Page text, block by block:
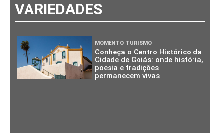
VARIEDADES
MOMENTO TURISMO
Conheça o Centro Histórico da
Cidade de Goiás: onde história,
poesia e tradições
permanecem vivas